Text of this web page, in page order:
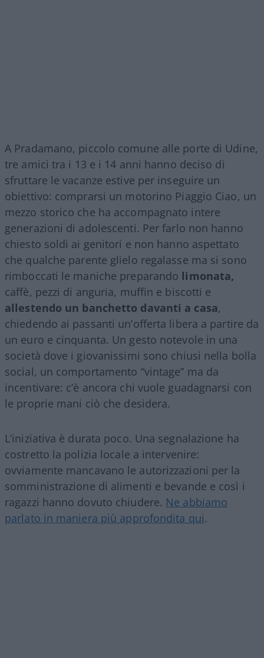
A Pradamano, piccolo comune alle porte di Udine,
tre amici tra i 13 e i 14 anni hanno deciso di
sfruttare le vacanze estive per inseguire un
obiettivo: comprarsi un motorino Piaggio Ciao, un
mezzo storico che ha accompagnato intere
generazioni di adolescenti. Per farlo non hanno
chiesto soldi ai genitori e non hanno aspettato
che qualche parente glielo regalasse ma si sono
rimboccati le maniche preparando limonata,
caffè, pezzi di anguria, muffin e biscotti e
allestendo un banchetto davanti a casa,
chiedendo ai passanti un’offerta libera a partire da
un euro e cinquanta. Un gesto notevole in una
società dove i giovanissimi sono chiusi nella bolla
social, un comportamento “vintage” ma da
incentivare: c’è ancora chi vuole guadagnarsi con
le proprie mani ciò che desidera.
L’iniziativa è durata poco. Una segnalazione ha
costretto la polizia locale a intervenire:
ovviamente mancavano le autorizzazioni per la
somministrazione di alimenti e bevande e così i
ragazzi hanno dovuto chiudere. Ne abbiamo
parlato in maniera più approfondita qui.